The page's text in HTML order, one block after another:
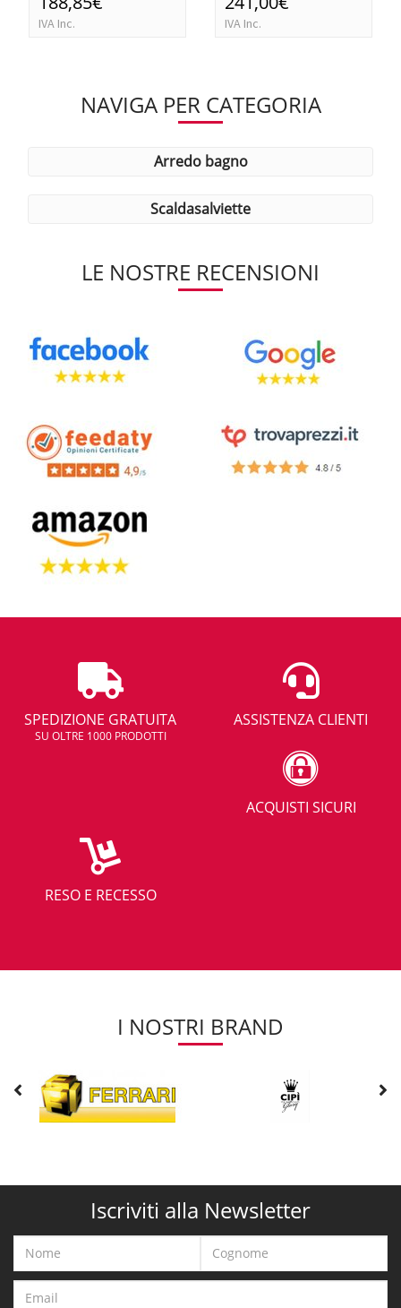
IVA Inc. IVA Inc.
NAVIGA PER CATEGORIA
arredo bagno
scaldasalviette
LE NOSTRE RECENSIONI
SPEDIZIONE GRATUITA
SU OLTRE 1000 PRODOTTI
ASSISTENZA CLIENTI
ACQUISTI SICURI
RESO E RECESSO
I NOSTRI BRAND
Iscriviti alla Newsletter